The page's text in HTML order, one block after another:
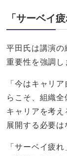
「サーベイ
平田氏は講演
重要性を強調し
「今はキャリ
らこそ、組織
キャリアを考
展開する必要は
「サーベイ疲